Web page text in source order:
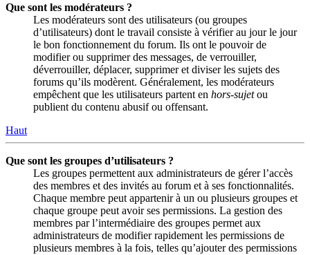
Que sont les modérateurs ?
Les modérateurs sont des utilisateurs (ou groupes
d’utilisateurs) dont le travail consiste à vérifier au jour le jour
le bon fonctionnement du forum. Ils ont le pouvoir de
modifier ou supprimer des messages, de verrouiller,
déverrouiller, déplacer, supprimer et diviser les sujets des
forums qu’ils modèrent. Généralement, les modérateurs
empêchent que les utilisateurs partent en hors-sujetou
publient du contenu abusif ou offensant.
Haut
Que sont les groupes d’utilisateurs ?
Les groupes permettent aux administrateurs de gérer l’accès
des membres et des invités au forum et à ses fonctionnalités.
Chaque membre peut appartenir à un ou plusieurs groupes et
chaque groupe peut avoir ses permissions. La gestion des
membres par l’intermédiaire des groupes permet aux
administrateurs de modifier rapidement les permissions de
plusieurs membres à la fois, telles qu’ajouter des permissions